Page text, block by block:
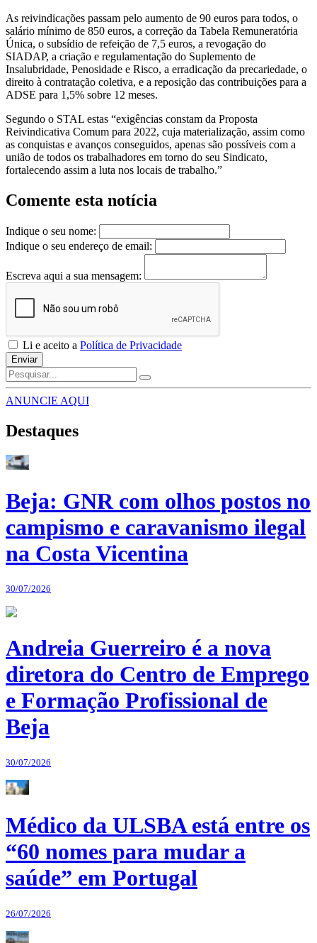
As reivindicações passam pelo aumento de 90 euros para todos, o
salário mínimo de 850 euros, a correção da Tabela Remuneratória
Única, o subsídio de refeição de 7,5 euros, a revogação do
SIADAP, a criação e regulamentação do Suplemento de
Insalubridade, Penosidade e Risco, a erradicação da precariedade, o
direito à contratação coletiva, e a reposição das contribuições para a
ADSE para 1,5% sobre 12 meses.
Segundo o STAL estas “exigências constam da Proposta
Reivindicativa Comum para 2022, cuja materialização, assim como
as conquistas e avanços conseguidos, apenas são possíveis com a
união de todos os trabalhadores em torno do seu Sindicato,
fortalecendo assim a luta nos locais de trabalho.”
Comente esta notícia
Indique o seu nome:
Indique o seu endereço de email:
Escreva aqui a sua mensagem:
Li e aceito a Política de Privacidade
Enviar
ANUNCIE AQUI
Destaques
Beja: GNR com olhos postos no
campismo e caravanismo ilegal
na Costa Vicentina
30/07/2026
Andreia Guerreiro é a nova
diretora do Centro de Emprego
e Formação Profissional de
Beja
30/07/2026
Médico da ULSBA está entre os
“60 nomes para mudar a
saúde” em Portugal
26/07/2026